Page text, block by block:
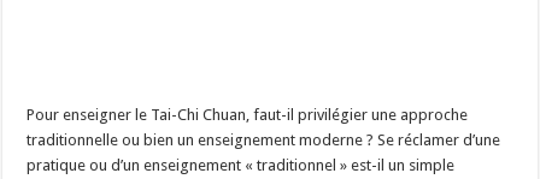
Pour enseigner le Tai-Chi Chuan, faut-il privilégier une approche
traditionnelle ou bien un enseignement moderne ? Se réclamer d’une
pratique ou d’un enseignement « traditionnel » est-il un simple